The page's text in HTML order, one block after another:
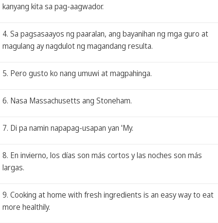
kanyang kita sa pag-aagwador.
4. Sa pagsasaayos ng paaralan, ang bayanihan ng mga guro at
magulang ay nagdulot ng magandang resulta.
5. Pero gusto ko nang umuwi at magpahinga.
6. Nasa Massachusetts ang Stoneham.
7. Di pa namin napapag-usapan yan 'My.
8. En invierno, los días son más cortos y las noches son más
largas.
9. Cooking at home with fresh ingredients is an easy way to eat
more healthily.